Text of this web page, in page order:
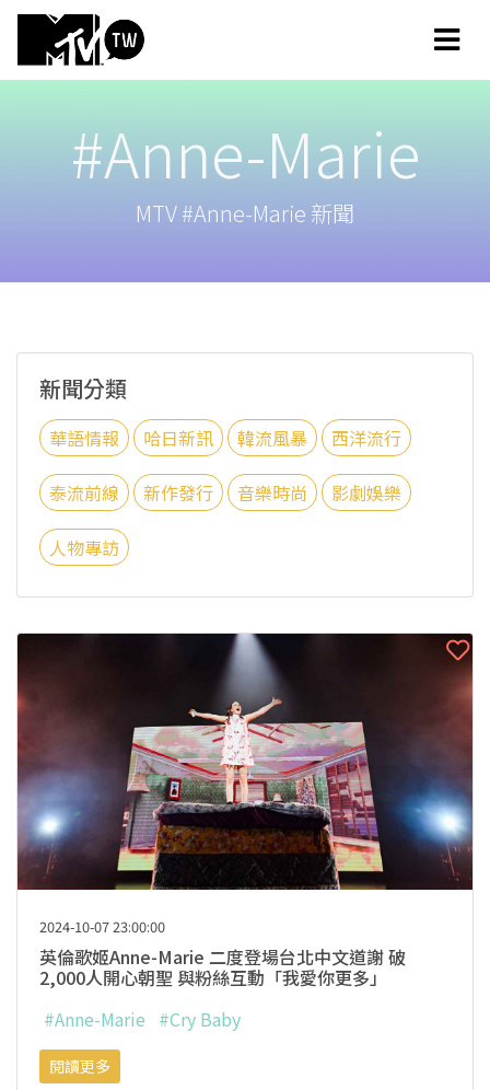
#Anne-Marie
MTV #Anne-Marie 新聞
新聞分類
華語情報 哈日新訊 韓流風暴 西洋流行
泰流前線 新作發行 音樂時尚 影劇娛樂
人物專訪
2024-10-07 23:00:00
英倫歌姬Anne-Marie 二度登場台北中文道謝 破
2,000人開心朝聖 與粉絲互動「我愛你更多」
#Anne-Marie #Cry Baby
閱讀更多